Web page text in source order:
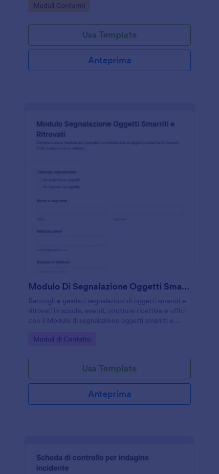
dati e la gestione delle risposte.
Go to Category:
Moduli Conformi
Usa Template
Anteprima
Modulo Di Segnalazione Oggetti Smarriti E Ritrovati 🧳🔍
Raccogli e gestisci segnalazioni di oggetti smarriti e
ritrovati in scuole, eventi, strutture ricettive e uffici
con il Modulo di segnalazione oggetti smarriti e
e il tracciamento delle risposte.
Go to Category:
Moduli di Contatto
Usa Template
Anteprima